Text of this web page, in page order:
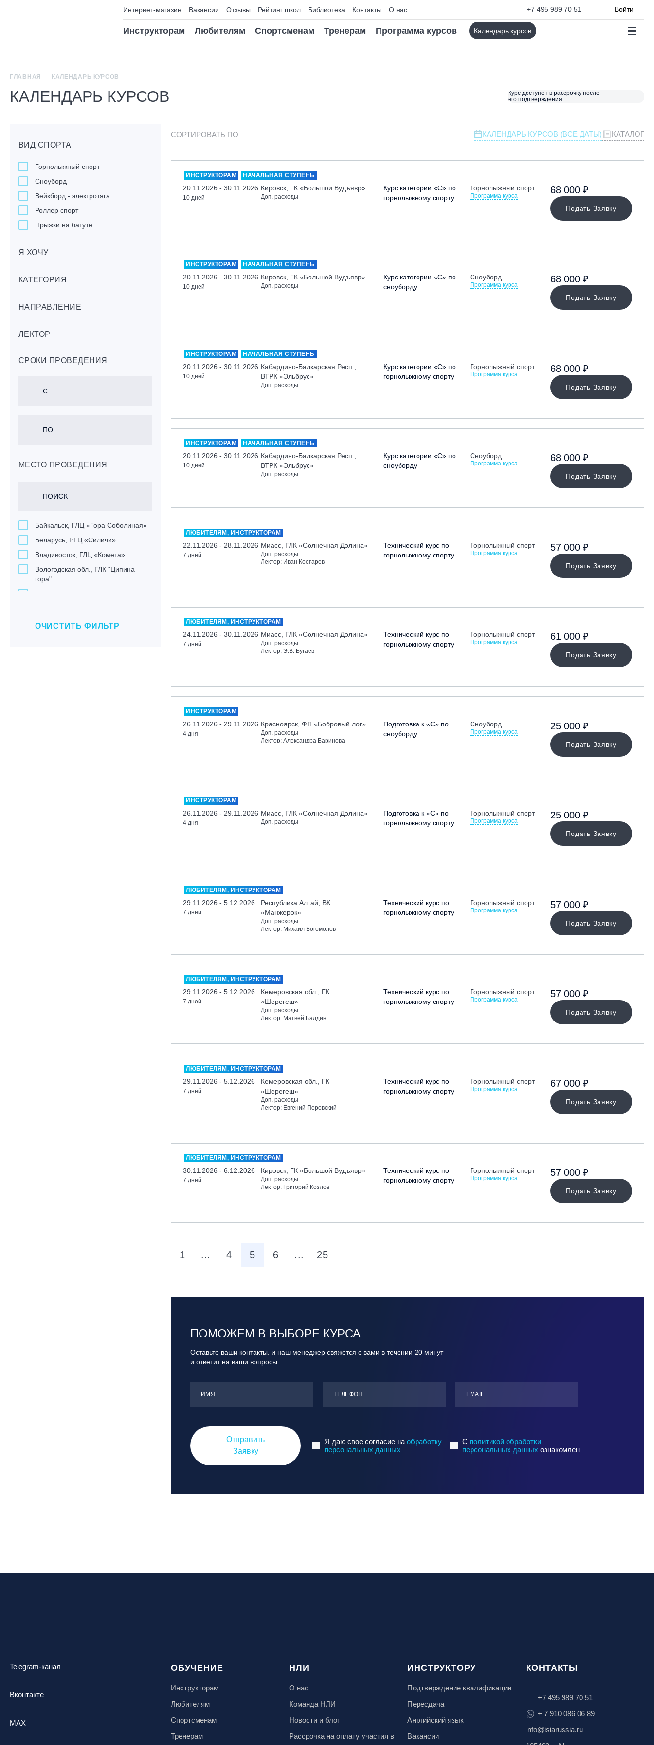
Интернет-магазин Вакансии Отзывы Рейтинг школ Библиотека Контакты О нас +7 495 989 70 51 Войти
Инструкторам Любителям Спортсменам Тренерам Программа курсов Календарь курсов
ГЛАВНАЯ КАЛЕНДАРЬ КУРСОВ
КАЛЕНДАРЬ КУРСОВ
Курс доступен в рассрочку после
его подтверждения
ВИД СПОРТА
Горнолыжный спорт
Сноуборд
Вейкборд - электротяга
Роллер спорт
Прыжки на батуте
Лонгбординг
бордах
Игровые виды спорта
Мечевой бой
Я ХОЧУ
КАТЕГОРИЯ
НАПРАВЛЕНИЕ
ЛЕКТОР
СРОКИ ПРОВЕДЕНИЯ
МЕСТО ПРОВЕДЕНИЯ
Байкальск, ГЛЦ «Гора Соболиная»
Беларусь, РГЦ «Силичи»
Владивосток, ГЛЦ «Комета»
Вологодская обл., ГЛК "Ципина
гора"
Екатеринбург, ГЛЦ «Уктус»
ОЧИСТИТЬ ФИЛЬТР
СОРТИРОВАТЬ ПО КАЛЕНДАРЬ КУРСОВ (ВСЕ ДАТЫ) КАТАЛОГ
ИНСТРУКТОРАМ НАЧАЛЬНАЯ СТУПЕНЬ
20.11.2026 - 30.11.2026
10 дней
Кировск, ГК «Большой Вудъявр»
Доп. расходы
Курс категории «С» по
горнолыжному спорту
Горнолыжный спорт
Программа курса
Подать Заявку
68 000 ₽
ИНСТРУКТОРАМ НАЧАЛЬНАЯ СТУПЕНЬ
20.11.2026 - 30.11.2026
10 дней
Кировск, ГК «Большой Вудъявр»
Доп. расходы
Курс категории «С» по
сноуборду
Сноуборд
Программа курса
Подать Заявку
68 000 ₽
ИНСТРУКТОРАМ НАЧАЛЬНАЯ СТУПЕНЬ
20.11.2026 - 30.11.2026
10 дней
Кабардино-Балкарская Респ.,
ВТРК «Эльбрус»
Доп. расходы
Курс категории «С» по
горнолыжному спорту
Горнолыжный спорт
Программа курса
Подать Заявку
68 000 ₽
ИНСТРУКТОРАМ НАЧАЛЬНАЯ СТУПЕНЬ
20.11.2026 - 30.11.2026
10 дней
Кабардино-Балкарская Респ.,
ВТРК «Эльбрус»
Доп. расходы
Курс категории «С» по
сноуборду
Сноуборд
Программа курса
Подать Заявку
68 000 ₽
ЛЮБИТЕЛЯМ, ИНСТРУКТОРАМ
22.11.2026 - 28.11.2026
7 дней
Миасс, ГЛК «Солнечная Долина»
Доп. расходы
Лектор: Иван Костарев
Технический курс по
горнолыжному спорту
Горнолыжный спорт
Программа курса
Подать Заявку
57 000 ₽
ЛЮБИТЕЛЯМ, ИНСТРУКТОРАМ
24.11.2026 - 30.11.2026
7 дней
Миасс, ГЛК «Солнечная Долина»
Доп. расходы
Лектор: Э.В. Бугаев
Технический курс по
горнолыжному спорту
Горнолыжный спорт
Программа курса
Подать Заявку
61 000 ₽
ИНСТРУКТОРАМ
26.11.2026 - 29.11.2026
4 дня
Красноярск, ФП «Бобровый лог»
Доп. расходы
Лектор: Александра Баринова
Подготовка к «С» по
сноуборду
Сноуборд
Программа курса
Подать Заявку
25 000 ₽
ИНСТРУКТОРАМ
26.11.2026 - 29.11.2026
4 дня
Миасс, ГЛК «Солнечная Долина»
Доп. расходы
Подготовка к «С» по
горнолыжному спорту
Горнолыжный спорт
Программа курса
Подать Заявку
25 000 ₽
ЛЮБИТЕЛЯМ, ИНСТРУКТОРАМ
29.11.2026 - 5.12.2026
7 дней
Республика Алтай, ВК
«Манжерок»
Доп. расходы
Лектор: Михаил Богомолов
Технический курс по
горнолыжному спорту
Горнолыжный спорт
Программа курса
Подать Заявку
57 000 ₽
ЛЮБИТЕЛЯМ, ИНСТРУКТОРАМ
29.11.2026 - 5.12.2026
7 дней
Кемеровская обл., ГК
«Шерегеш»
Доп. расходы
Лектор: Матвей Балдин
Технический курс по
горнолыжному спорту
Горнолыжный спорт
Программа курса
Подать Заявку
57 000 ₽
ЛЮБИТЕЛЯМ, ИНСТРУКТОРАМ
29.11.2026 - 5.12.2026
7 дней
Кемеровская обл., ГК
«Шерегеш»
Доп. расходы
Лектор: Евгений Перовский
Технический курс по
горнолыжному спорту
Горнолыжный спорт
Программа курса
Подать Заявку
67 000 ₽
ЛЮБИТЕЛЯМ, ИНСТРУКТОРАМ
30.11.2026 - 6.12.2026
7 дней
Кировск, ГК «Большой Вудъявр»
Доп. расходы
Лектор: Григорий Козлов
Технический курс по
горнолыжному спорту
Горнолыжный спорт
Программа курса
Подать Заявку
57 000 ₽
1 ... 4 5 6 ... 25
ПОМОЖЕМ В ВЫБОРЕ КУРСА
Оставьте ваши контакты, и наш менеджер свяжется с вами в течении 20 минут
и ответит на ваши вопросы
ИМЯ ТЕЛЕФОН ЕMАIL
Отправить
Заявку
Я даю свое согласие наобработку
персональных данных
C политикой обработки
персональных данных ознакомлен
Telegram-канал
Вконтакте
MAX
ОБУЧЕНИЕ
Инструкторам
Любителям
Спортсменам
Тренерам
НЛИ
О нас
Команда НЛИ
Новости и блог
Рассрочка на оплату участия в
ИНСТРУКТОРУ
Подтверждение квалификации
Пересдача
Английский язык
Вакансии
КОНТАКТЫ
+7 495 989 70 51
+ 7 910 086 06 89
info@isiarussia.ru